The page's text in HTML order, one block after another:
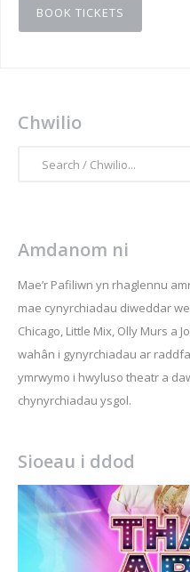
BOOK TICKETS
Chwilio
Amdanom ni
Mae’r Pafiliwn yn rhaglennu
mae cynyrchiadau diweddar
Chicago, Little Mix, Olly Murs a
wahân i gynyrchiadau ar
ymrwymo i hwyluso theatr a
chynyrchiadau ysgol.
Sioeau i ddod